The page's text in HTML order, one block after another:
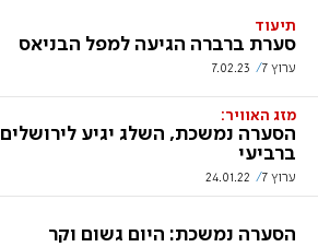
תיעוד
סערת ברברה הגיעה למפל הבניאס
ערוץ 7 7.02.23
מזג האוויר:
הסערה נמשכת, השלג יגיע לירושלים
ברביעי
ערוץ 7 24.01.22
הסערה נמשכת: היום גשום וקר